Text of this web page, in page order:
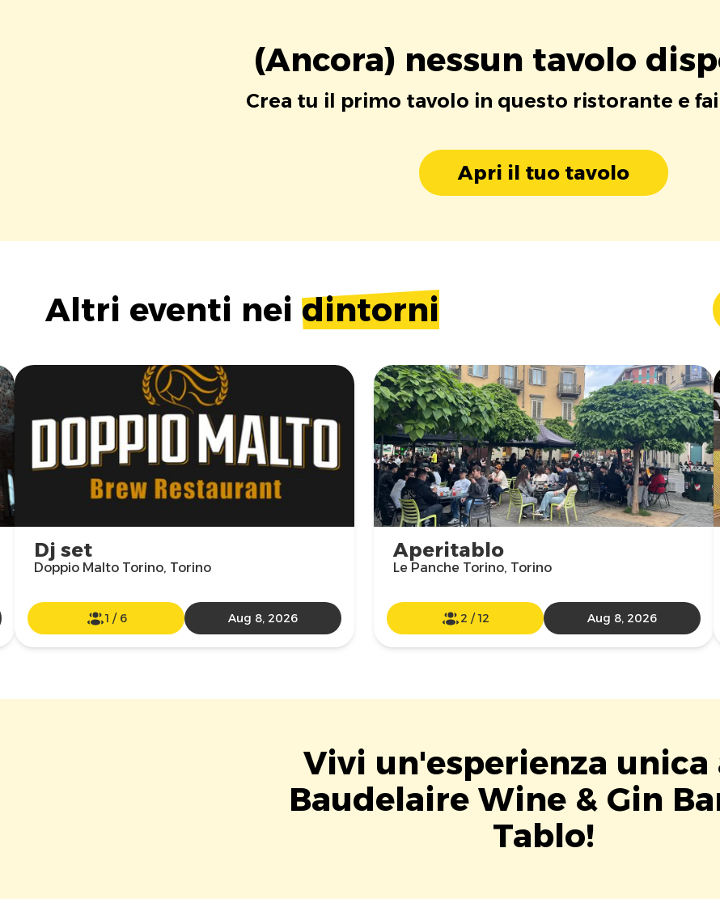
(Ancora) nessun tavolo
Crea tu il primo tavolo in questo ristorante e
Apri il tuo tavolo
Altri eventi nei dintorni
Aperitablo
Le Panche Torino, Torino
2 /12 Aug 8, 2026
Dj set
Doppio Malto Torino, Torino
1 / 6 Aug 8, 2026
Vivi un'esperienza unica
Baudelaire Wine & Gin
Tablo!